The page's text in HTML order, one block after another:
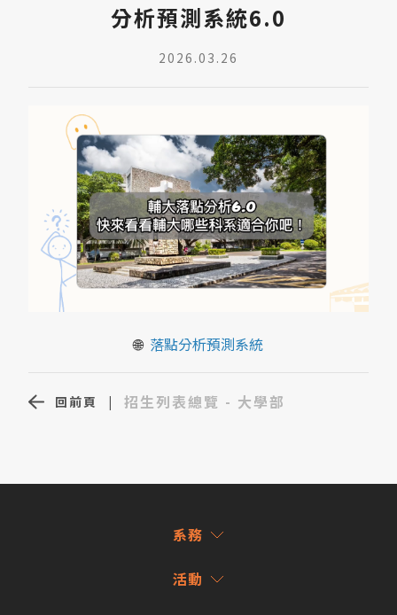
分析預測系統6.0
2026.03.26
🌐 落點分析預測系統
回前頁 | 招生列表總覽 - 大學部
系務
活動